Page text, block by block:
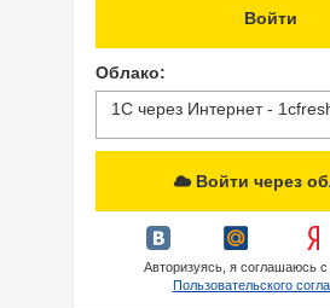
Облако:
1С через Интернет -
Войти через
Авторизуясь, я соглашаюсь
Пользовательского